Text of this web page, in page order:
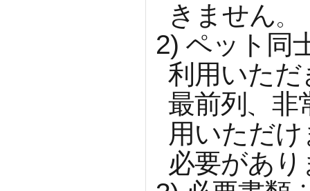
きません。
2) ペット同
利用いただ
最前列、非
用いただ
必要があり